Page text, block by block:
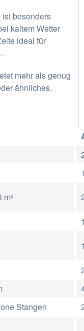
besonders
kaltem Wetter
ideal für
mehr als genug
ähnliches.
m²
Stangen